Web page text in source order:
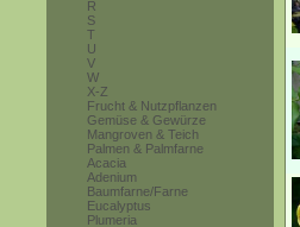
R
S
T
U
V
W
X-Z
Frucht & Nutzpflanzen
Gemüse & Gewürze
Mangroven & Teich
Palmen & Palmfarne
Acacia
Adenium
Baumfarne/Farne
Eucalyptus
Plumeria